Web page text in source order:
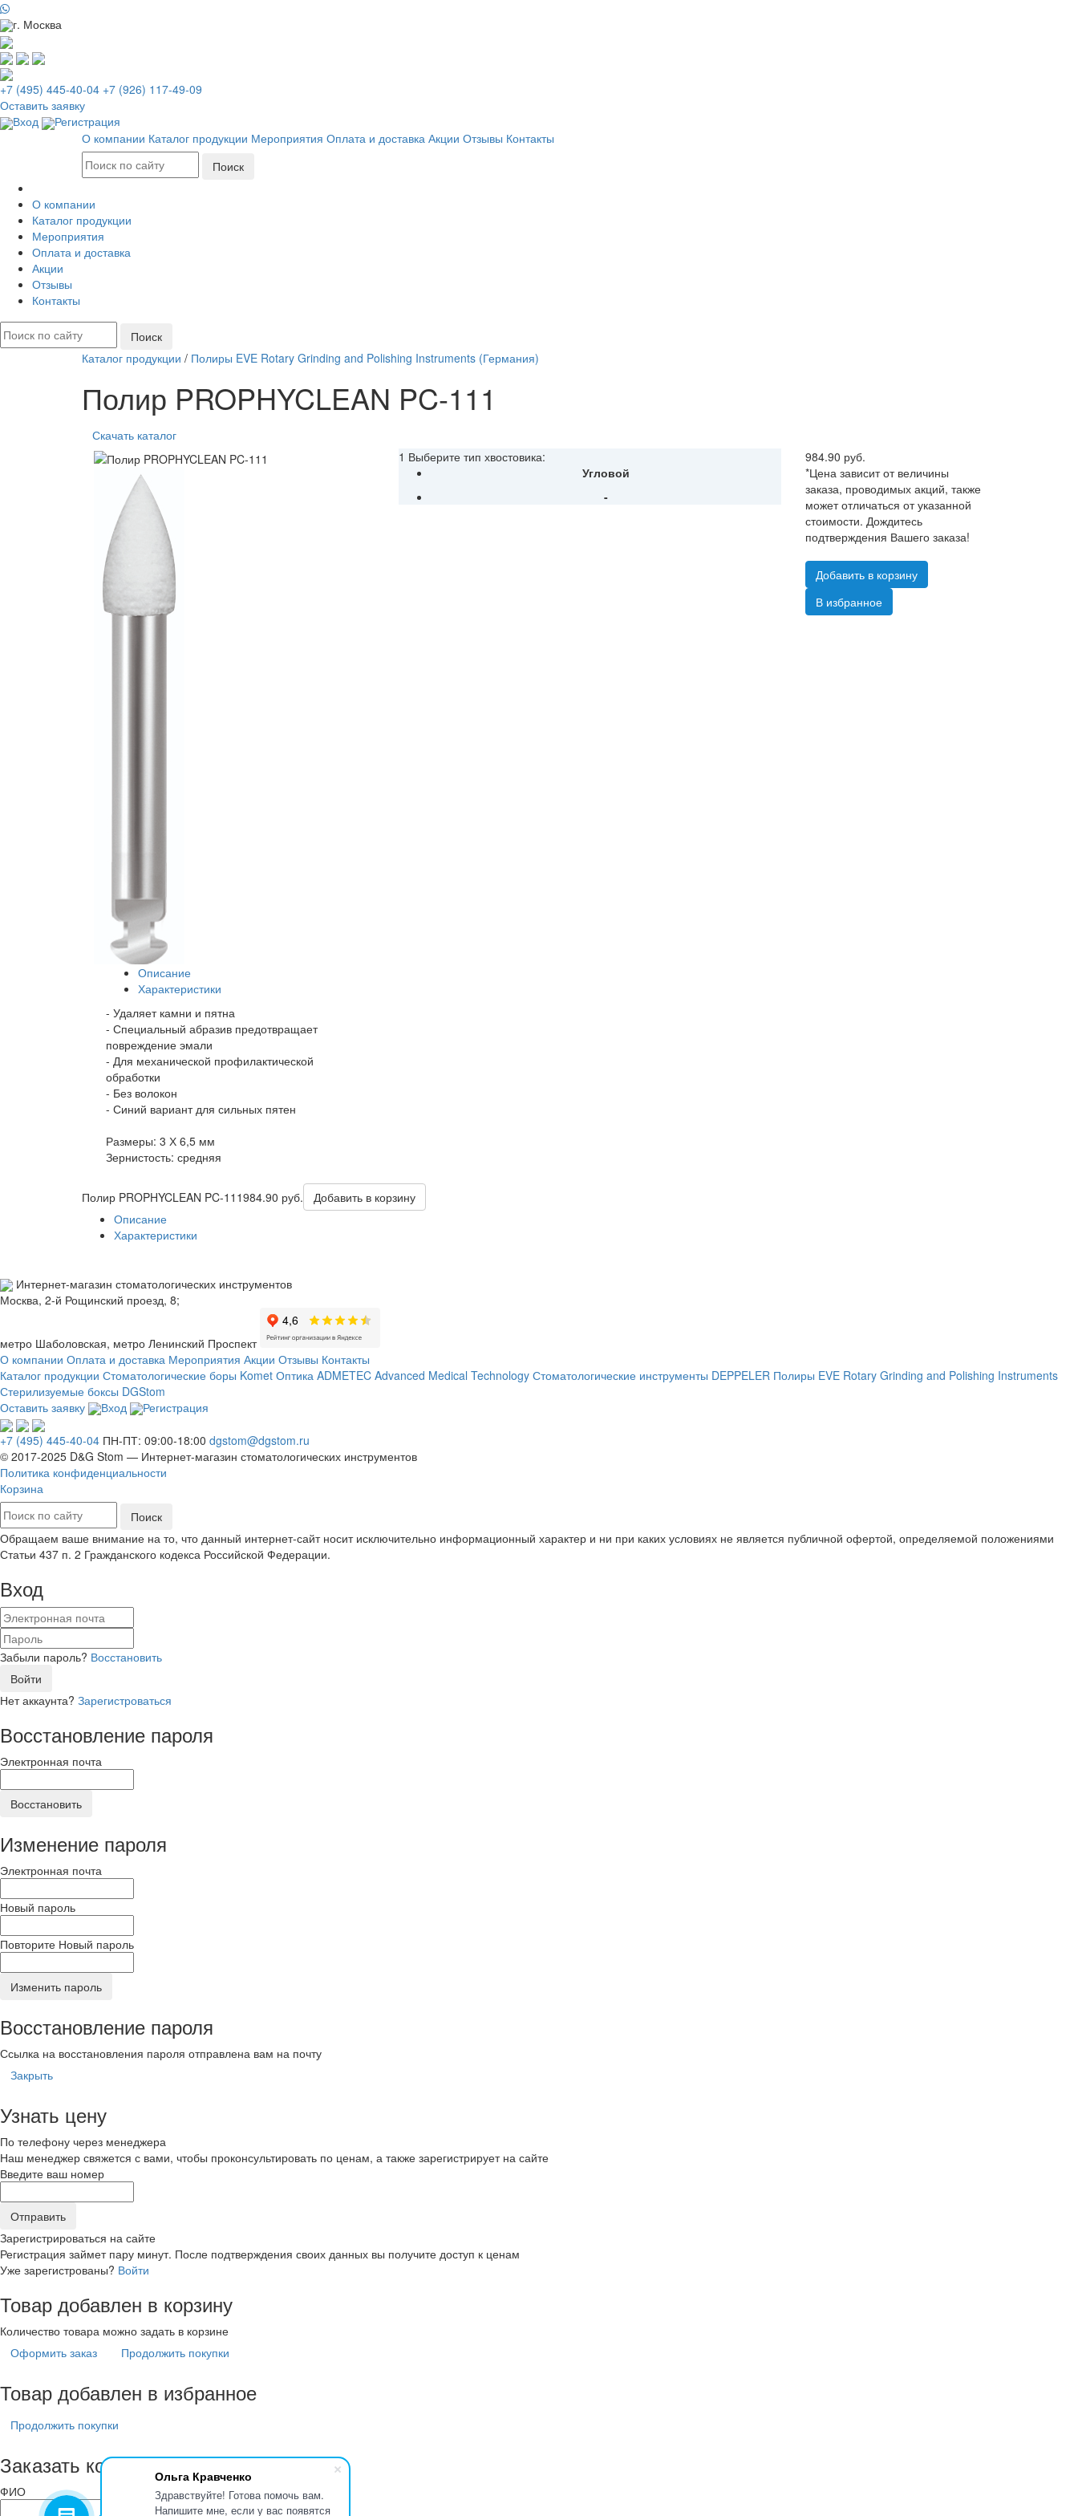
Ольга Кравченко
Здравствуйте! Готова помочь вам.
Напишите мне, если у вас появятся
г. Москва
+7 (495) 445-40-04 +7 (926) 117-49-09
Оставить заявку
Вход
Регистрация
О компании Каталог продукции Мероприятия Оплата и доставка Акции Отзывы Контакты
О компании
Каталог продукции
Мероприятия
Оплата и доставка
Акции
Отзывы
Контакты
Каталог продукции / Полиры EVE Rotary Grinding and Polishing Instruments (Германия)
Полир PROPHYCLEAN PC-111
Скачать каталог
Описание
Характеристики
- Удаляет камни и пятна
- Специальный абразив предотвращает
повреждение эмали
- Для механической профилактической
обработки
- Без волокон
- Синий вариант для сильных пятен
Размеры: 3 Х 6,5 мм
Зернистость: средняя
1 Выберите тип хвостовика:
Угловой
-
984.90 руб.
*Цена зависит от величины
заказа, проводимых акций, также
может отличаться от указанной
стоимости. Дождитесь
подтверждения Вашего заказа!
Добавить в корзину
В избранное
Полир PROPHYCLEAN PC-111984.90 руб.
Добавить в корзину
Описание
Характеристики
Интернет-магазин стоматологических инструментов
Москва, 2-й Рощинский проезд, 8;
метро Шаболовская, метро Ленинский Проспект
О компании Оплата и доставка Мероприятия Акции Отзывы Контакты
Каталог продукции Стоматологические боры Komet Оптика ADMETEC Advanced Medical Technology Стоматологические инструменты DEPPELER Полиры EVE Rotary Grinding and Polishing Instruments
Стерилизуемые боксы DGStom
Оставить заявку
Вход Регистрация
+7 (495) 445-40-04 ПН-ПТ: 09:00-18:00 dgstom@dgstom.ru
© 2017-2025 D&G Stom — Интернет-магазин стоматологических инструментов
Политика конфиденциальности
Корзина
Обращаем ваше внимание на то, что данный интернет-сайт носит исключительно информационный характер и ни при каких условиях не является публичной офертой, определяемой положениями
Статьи 437 п. 2 Гражданского кодекса Российской Федерации.
Вход
Забыли пароль? Восстановить
Войти
Нет аккаунта? Зарегистроваться
Восстановление пароля
Электронная почта
Восстановить
Изменение пароля
Электронная почта
Новый пароль
Повторите Новый пароль
Изменить пароль
Восстановление пароля
Ссылка на восстановления пароля отправлена вам на почту
Закрыть
Узнать цену
По телефону через менеджера
Наш менеджер свяжется с вами, чтобы проконсультировать по ценам, а также зарегистрирует на сайте
Введите ваш номер
Зарегистрироваться на сайте
Регистрация займет пару минут. После подтверждения своих данных вы получите доступ к ценам
Уже зарегистрованы? Войти
Товар добавлен в корзину
Количество товара можно задать в корзине
Оформить заказ
Продолжить покупки
Товар добавлен в избранное
Продолжить покупки
Заказать консультацию
ФИО